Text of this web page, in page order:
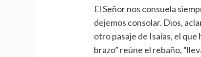
El Señor nos consuela
dejemos consolar. Dios,
otro pasaje de Isaías, el que
brazo” reúne el rebaño,